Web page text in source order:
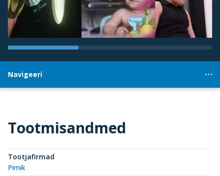
Navigeeri
Tootmisandmed
Tootjafirmad
Pimik